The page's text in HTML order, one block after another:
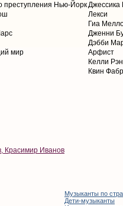
преступления Нью-ЙоркДжессика
Лекси
Гиа
Дженни
Дэбби
мир
Арфист
Келли
Квин
Красимир Иванов
Музыканты по
Дети-музыканты